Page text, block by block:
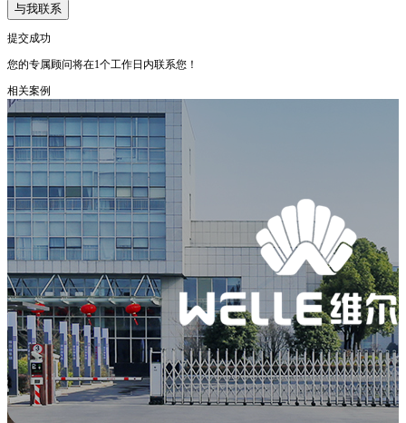
与我联系
提交成功
您的专属顾问将在1个工作日内联系您！
相关案例